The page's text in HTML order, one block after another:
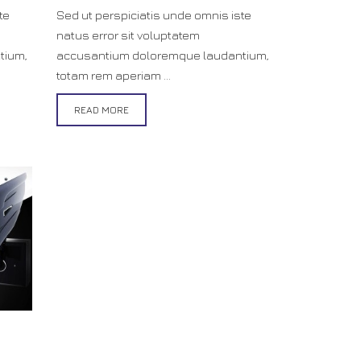
Sed ut perspiciatis unde omnis iste
natus error sit voluptatem
accusantium doloremque laudantium,
totam rem aperiam ...
READ MORE